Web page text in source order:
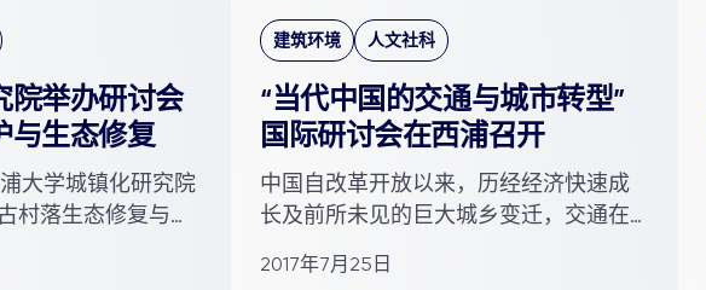
院举办研讨会
与生态修复
大学城镇化研究院
村落生态修复与传
建筑环境 人文社科
“当代中国的交通与城市转型”
国际研讨会在西浦召开
中国自改革开放以来，历经经济快速成
长及前所未见的巨大城乡变迁，交通在
2017年7月25日